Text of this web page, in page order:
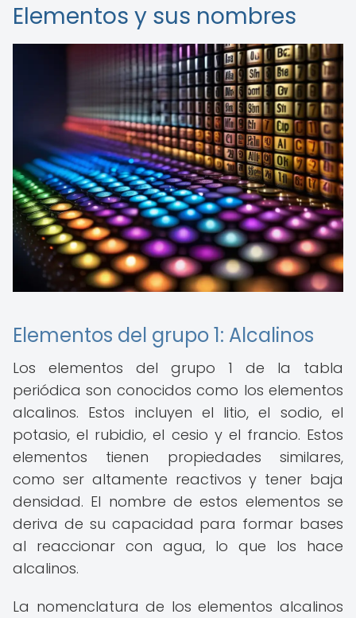
Elementos y sus nombres
Elementos del grupo 1: Alcalinos
Los elementos del grupo 1 de la tabla
periódica son conocidos como los elementos
alcalinos. Estos incluyen el litio, el sodio, el
potasio, el rubidio, el cesio y el francio. Estos
elementos tienen propiedades similares,
como ser altamente reactivos y tener baja
densidad. El nombre de estos elementos se
deriva de su capacidad para formar bases
al reaccionar con agua, lo que los hace
alcalinos.
La nomenclatura de los elementos alcalinos